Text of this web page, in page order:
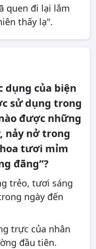
quen đi lại lắm
thấy lạ".
dụng của biện
sử dụng trong
được những
nảy nở trong
tươi mỉm
đãng”?
trẻo, tươi sáng
ngày đến
trực của nhân
đầu tiên.